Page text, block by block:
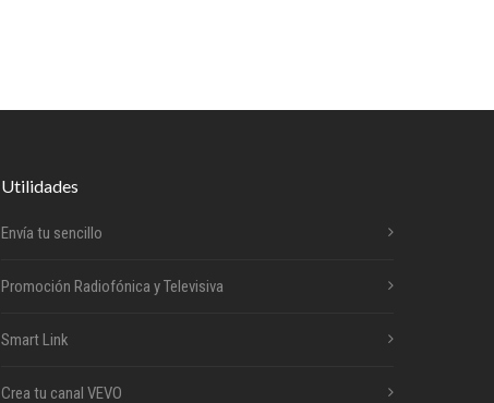
Utilidades
Envía tu sencillo
Promoción Radiofónica y Televisiva
Smart Link
Crea tu canal VEVO